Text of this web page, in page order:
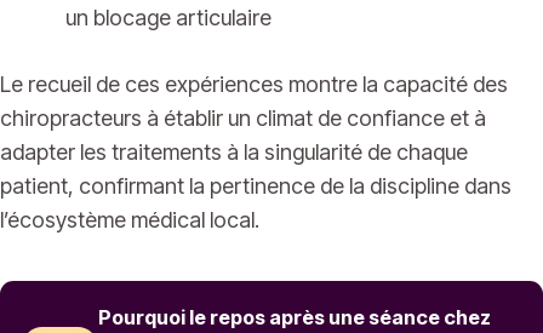
un blocage articulaire
Le recueil de ces expériences montre la capacité des
chiropracteurs à établir un climat de confiance et à
adapter les traitements à la singularité de chaque
patient, confirmant la pertinence de la discipline dans
l’écosystème médical local.
Pourquoi le repos après une séance chez